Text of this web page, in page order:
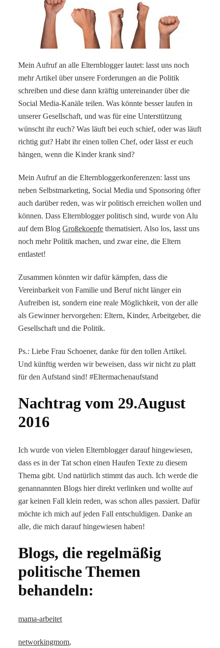
Mein Aufruf an alle Elternblogger lautet: lasst uns noch
mehr Artikel über unsere Forderungen an die Politik
schreiben und diese dann kräftig untereinander über die
Social Media-Kanäle teilen. Was könnte besser laufen in
unserer Gesellschaft, und was für eine Unterstützung
wünscht ihr euch? Was läuft bei euch schief, oder was läuft
richtig gut? Habt ihr einen tollen Chef, oder lässt er euch
hängen, wenn die Kinder krank sind?
Mein Aufruf an die Elternbloggerkonferenzen: lasst uns
neben Selbstmarketing, Social Media und Sponsoring öfter
auch darüber reden, was wir politisch erreichen wollen und
können. Dass Elternblogger politisch sind, wurde von Alu
auf dem BlogGroßekoepfe thematisiert. Also los, lasst uns
noch mehr Politik machen, und zwar eine, die Eltern
entlastet!
Zusammen könnten wir dafür kämpfen, dass die
Vereinbarkeit von Familie und Beruf nicht länger ein
Aufreiben ist, sondern eine reale Möglichkeit, von der alle
als Gewinner hervorgehen: Eltern, Kinder, Arbeitgeber, die
Gesellschaft und die Politik.
Ps.: Liebe Frau Schoener, danke für den tollen Artikel.
Und künftig werden wir beweisen, dass wir nicht zu platt
für den Aufstand sind! #Eltermachenaufstand
Nachtrag vom 29.August
2016
Ich wurde von vielen Elternblogger darauf hingewiesen,
dass es in der Tat schon einen Haufen Texte zu diesem
Thema gibt. Und natürlich stimmt das auch. Ich werde die
genannannten Blogs hier direkt verlinken und wollte auf
gar keinen Fall klein reden, was schon alles passiert. Dafür
möchte ich mich auf jeden Fall entschuldigen. Danke an
alle, die mich darauf hingewiesen haben!
Blogs, die regelmäßig
politische Themen
behandeln:
mama-arbeitet
networkingmom,